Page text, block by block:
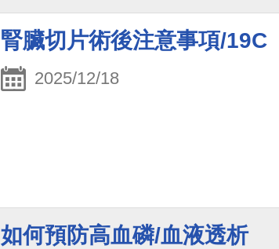
腎臟切片術後注意事項/19C
2025/12/18
如何預防高血磷/血液透析